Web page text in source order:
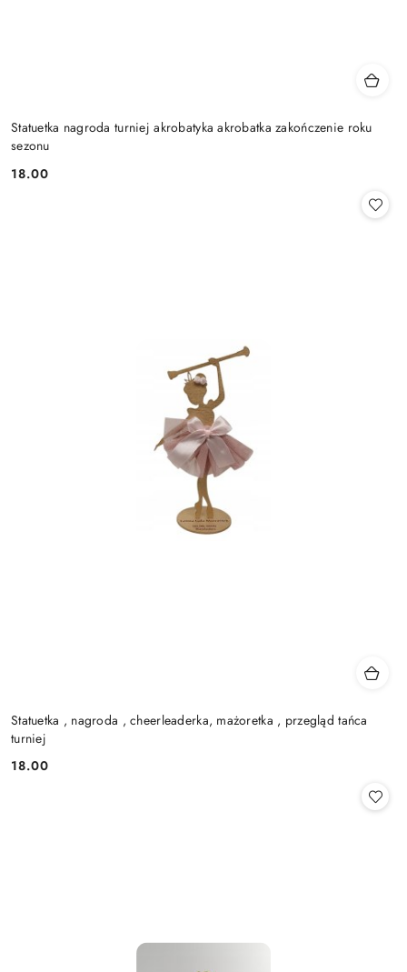
Statuetka nagroda turniej akrobatyka akrobatka zakończenie roku
sezonu
Cena:
18.00
Statuetka , nagroda , cheerleaderka, mażoretka , przegląd tańca
turniej
Cena:
18.00